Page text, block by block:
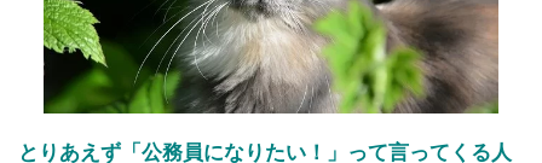
とりあえず「公務員になりたい！」って言ってくる人